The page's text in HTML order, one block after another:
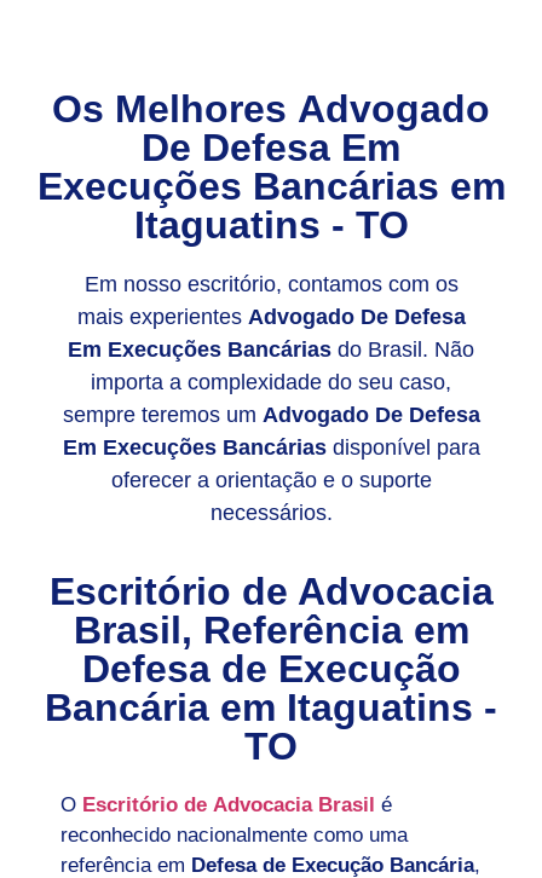
Os Melhores Advogado
De Defesa Em
Execuções Bancárias em
Itaguatins - TO
Em nosso escritório, contamos com os
mais experientes Advogado De Defesa
Em Execuções Bancárias do Brasil. Não
importa a complexidade do seu caso,
sempre teremos um Advogado De Defesa
Em Execuções Bancáriasdisponível para
oferecer a orientação e o suporte
necessários.
Escritório de Advocacia
Brasil, Referência em
Defesa de Execução
Bancária em Itaguatins -
TO
O Escritório de Advocacia Brasil é
reconhecido nacionalmente como uma
referência em Defesa de Execução Bancária,